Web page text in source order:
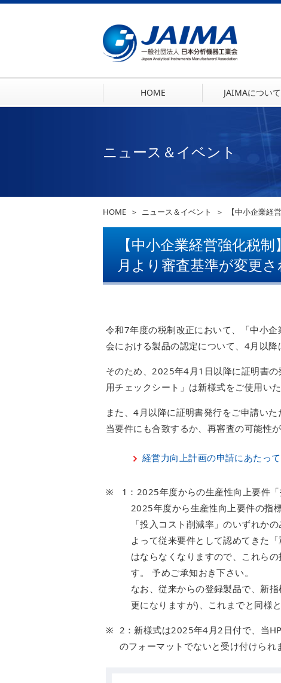
HOME JAIMAについて
ニュース＆イベント
HOME ニュース＆イベント 【中小企業経
【中小企業経営強化税
月より審査基準が変更
令和7年度の税制改正において、「中小
会における製品の認定について、4月以
そのため、2025年4月1日以降に証明書
用チェックシート」は新様式をご使用い
また、4月以降に証明書発行をご申請い
当要件にも合致するか、再審査の可能性
経営力向上計画の申請にあたっ
1：2025年度からの生産性向上要件
2025年度から生産性向上要件の指
「投入コスト削減率」のいずれかの
よって従来要件として認めてきた
はならなくなりますので、これら
す。 予めご承知おき下さい。
なお、従来からの登録製品で、新
更になりますが)、これまでと同様と
2：新様式は2025年4月2日付で、当
のフォーマットでないと受け付けられ